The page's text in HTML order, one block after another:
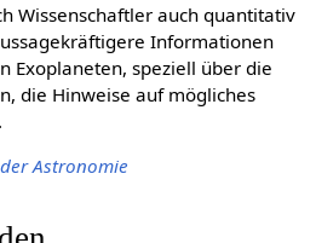
Wissenschaftler auch quantitativ
Informationen
Exoplaneten, speziell über die
die Hinweise auf mögliches
Astronomie